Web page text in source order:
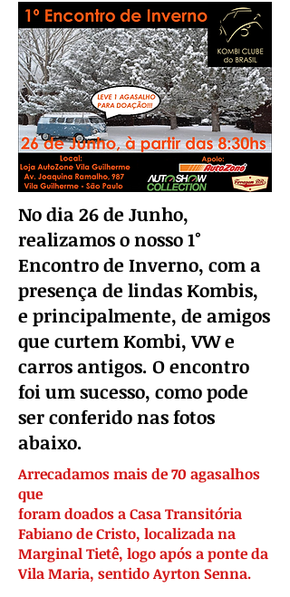
No dia 26 de Junho,
realizamos o nosso 1°
Encontro de Inverno, com a
presença de lindas Kombis,
e principalmente, de amigos
que curtem Kombi, VW e
carros antigos. O encontro
foi um sucesso, como pode
ser conferido nas fotos
abaixo.
Arrecadamos mais de 70 agasalhos
que
foram doados a Casa Transitória
Fabiano de Cristo, localizada na
Marginal Tietê, logo após a ponte da
Vila Maria, sentido Ayrton Senna.